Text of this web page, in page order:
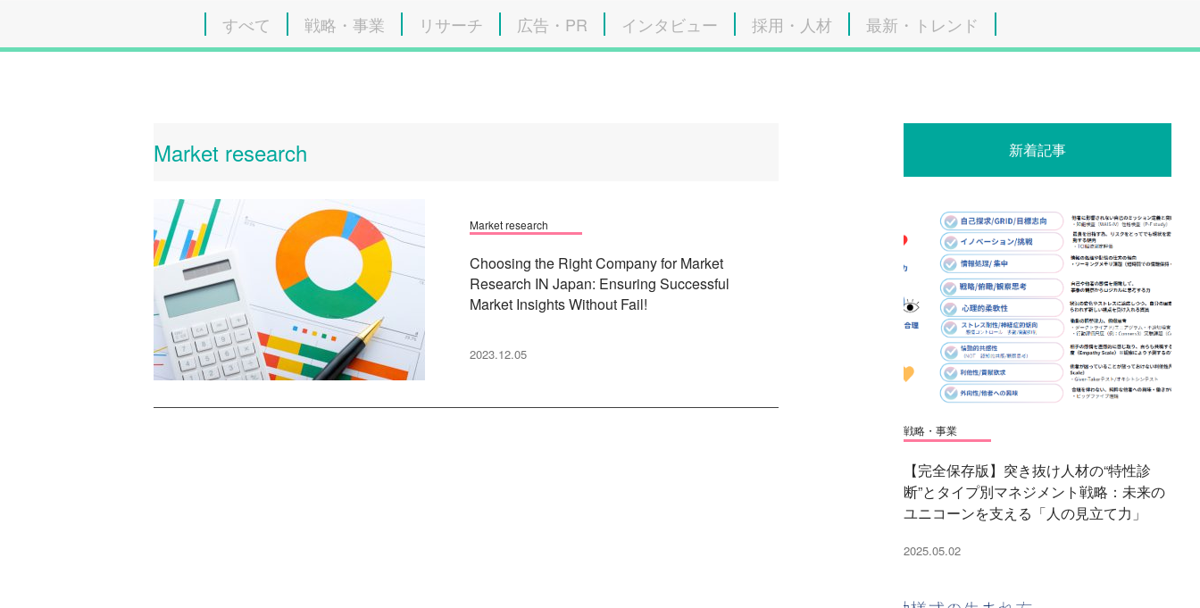
すべて 戦略・事業 リサーチ 広告・PR インタビュー 採用・人材 最新・トレンド
Market research
Market research
Choosing the Right Company for Market
Research IN Japan: Ensuring Successful
Market Insights Without Fail!
2023.12.05
新着記事
戦略・事業
【完全保存版】突き抜け人材の“特性診
断”とタイプ別マネジメント戦略：未来の
ユニコーンを支える「人の見立て力」
2025.05.02